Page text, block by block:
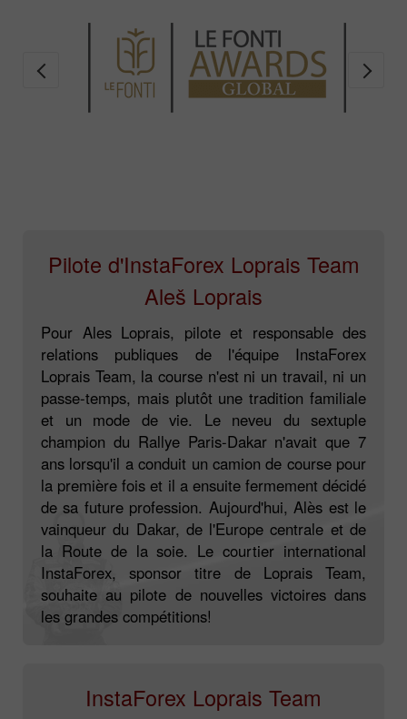
Pilote d'InstaForex Loprais Team
Aleš Loprais
Pour Ales Loprais, pilote et responsable des
relations publiques de l'équipe InstaForex
Loprais Team, la course n'est ni un travail, ni un
passe-temps, mais plutôt une tradition familiale
et un mode de vie. Le neveu du sextuple
champion du Rallye Paris-Dakar n'avait que 7
ans lorsqu'il a conduit un camion de course pour
la première fois et il a ensuite fermement décidé
de sa future profession. Aujourd'hui, Alès est le
vainqueur du Dakar, de l'Europe centrale et de
la Route de la soie. Le courtier international
InstaForex, sponsor titre de Loprais Team,
souhaite au pilote de nouvelles victoires dans
les grandes compétitions!
InstaForex Loprais Team